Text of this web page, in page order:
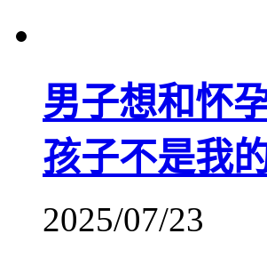
男子想和怀
孩子不是我
2025/07/23